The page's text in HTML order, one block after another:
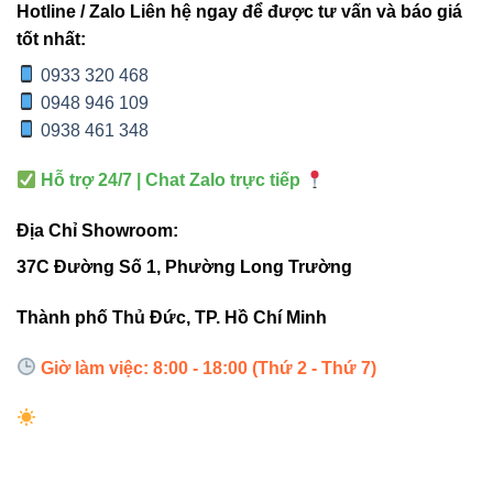
thuật
Xác định điểm cần chia nhánh trên hệ ray nam
châm.
vào đầu ray.
Tiếp tục gắn hai thanh ray còn lại vào hai nhánh còn
nguồn.
Lưu ý:
Không nên ép quá mạnh để tránh cong tiếp
điểm, nhưng cũng không để khe hở gây mất tiếp xúc điện.
Hotline / Zalo Liên hệ ngay để được tư vấn và báo giá
tốt nhất:
0933 320 468
0948 946 109
0938 461 348
Hỗ trợ 24/7 | Chat Zalo trực tiếp
Địa Chỉ Showroom:
37C Đường Số 1, Phường Long Trường
Thành phố Thủ Đức, TP. Hồ Chí Minh
Giờ làm việc: 8:00 - 18:00 (Thứ 2 - Thứ 7)